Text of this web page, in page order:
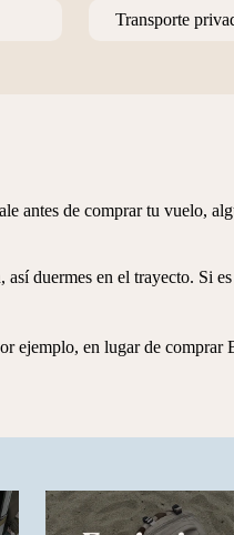
Transporte
antes de comprar tu vuelo,
duermes en el trayecto. Si
ejemplo, en lugar de comprar